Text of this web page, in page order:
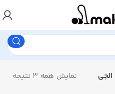
نمایش همه 3 نتیجه